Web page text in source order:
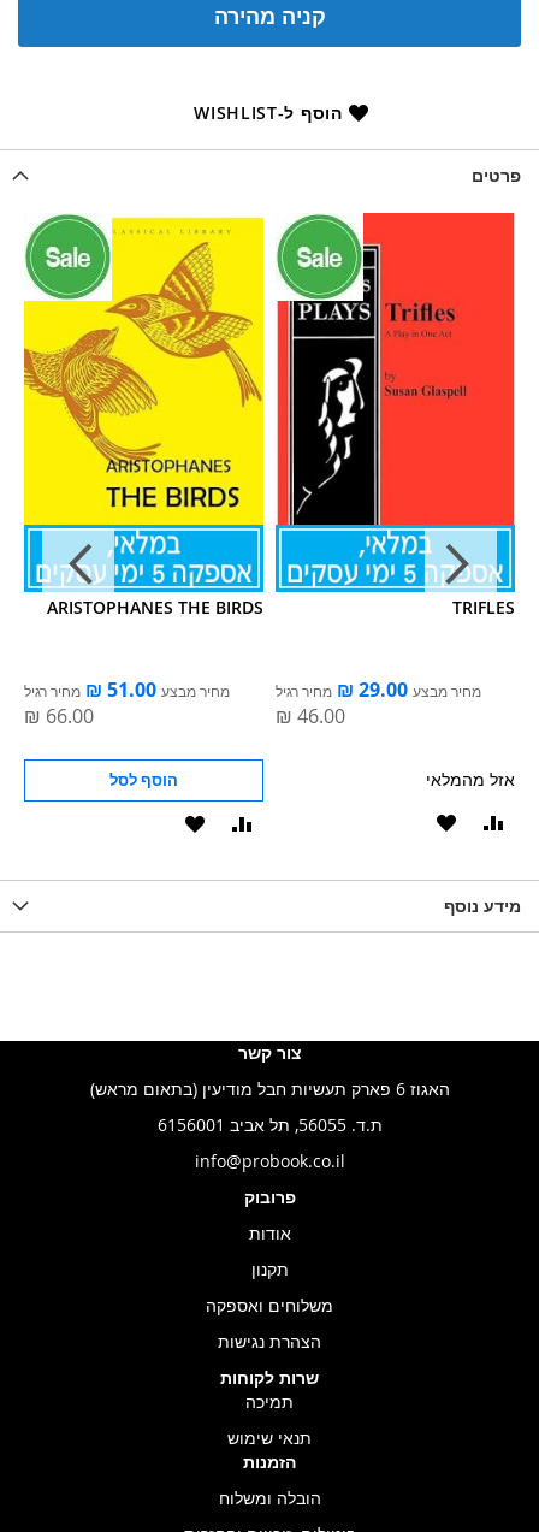
קניה מהירה
הוסף ל-WISHLIST
פרטים
ARISTOPHANES THE BIRDS
מחיר מבצע מחיר רגיל
הוסף לסל
הוסף
TRIFLES
מחיר מבצע מחיר רגיל
אזל מהמלאי
הוסף
מידע נוסף
צור קשר
האגוז 6 פארק תעשיות חבל מודיעין (בתאום מראש)
ת.ד. 56055, תל אביב 6156001
info@probook.co.il
פרובוק
אודות
תקנון
משלוחים ואספקה
הצהרת נגישות
שרות לקוחות
תמיכה
תנאי שימוש
הזמנות
הובלה ומשלוח